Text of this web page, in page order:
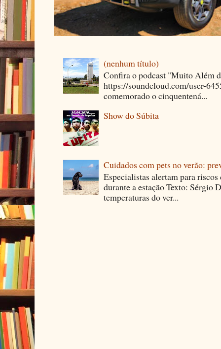
(nenhum título)
Confira o podcast "Muito Além
https://soundcloud.com/user-
comemorado o cinquentená...
Show do Súbita
Cuidados com pets no verão:
Especialistas alertam para
durante a estação Texto: Sérgio
temperaturas do ver...